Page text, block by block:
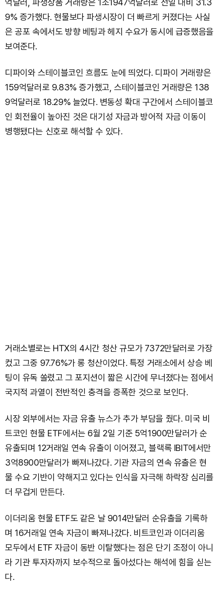
억달러, 파생상품 거래량은 1조1947억달러로 전일 대비 31.3
9% 증가했다. 현물보다 파생시장이 더 빠르게 커졌다는 사실
은 공포 속에서도 방향 베팅과 헤지 수요가 동시에 급증했음을
보여준다.
디파이와 스테이블코인 흐름도 눈에 띄었다. 디파이 거래량은
159억달러로 9.83% 증가했고, 스테이블코인 거래량은 138
9억달러로 18.29% 늘었다. 변동성 확대 구간에서 스테이블코
인 회전율이 높아진 것은 대기성 자금과 방어적 자금 이동이
병행됐다는 신호로 해석할 수 있다.
거래소별로는 HTX의 4시간 청산 규모가 7372만달러로 가장
컸고 그중 97.76%가 롱 청산이었다. 특정 거래소에서 상승 베
팅이 유독 쏠렸고 그 포지션이 짧은 시간에 무너졌다는 점에서
국지적 과열이 전반적인 충격을 증폭한 것으로 보인다.
시장 외부에서는 자금 유출 뉴스가 추가 부담을 줬다. 미국 비
트코인 현물 ETF에서는 6월 2일 기준 5억1900만달러가 순
유출되며 12거래일 연속 유출이 이어졌고, 블랙록 IBIT에서만
3억8900만달러가 빠져나갔다. 기관 자금의 연속 유출은 현
물 수요 기반이 약해지고 있다는 인식을 자극해 하락장 심리를
더 무겁게 만든다.
이더리움 현물 ETF도 같은 날 9014만달러 순유출을 기록하
며 16거래일 연속 자금이 빠져나갔다. 비트코인과 이더리움
모두에서 ETF 자금이 동반 이탈했다는 점은 단기 조정이 아니
라 기관 투자자까지 보수적으로 돌아섰다는 해석에 힘을 싣는
다.